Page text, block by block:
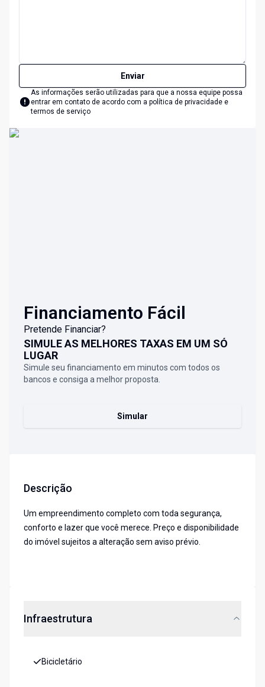
Enviar
As informações serão utilizadas para que a nossa equipe possa
entrar em contato de acordo com a política de privacidade e
termos de serviço
Financiamento Fácil
Pretende Financiar?
SIMULE AS MELHORES TAXAS EM UM SÓ
LUGAR
Simule seu financiamento em minutos com todos os
bancos e consiga a melhor proposta.
Simular
Descrição
Um empreendimento completo com toda segurança,
conforto e lazer que você merece. Preço e disponibilidade
do imóvel sujeitos a alteração sem aviso prévio.
Infraestrutura
Bicicletário